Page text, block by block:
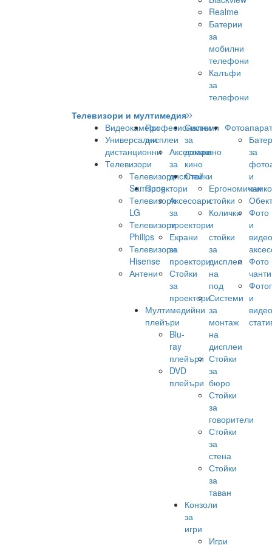
Realme
Батерии
за
мобилни
телефони
Калъфи
за
телефони
Телевизори и мултимедия
Видеокамери
Универсални
дистанционни
Телевизори
Телевизори
Samsung
Телевизори
LG
Телевизори
Philips
Телевизори
Hisense
Антени
Професионални
дисплеи
Аксесоари
за
дисплеи
Проектори
Аксесоари
за
проектори
Екрани
за
проектори
Стойки
за
проектори
Мултимедийни
плейъри
Blu-
ray
плейъри
DVD
плейъри
Системи
за
домашно
кино
Стойки
Ергономични
стойки
Колички
и
стойки
за
дисплеи
на
под
Системи
за
монтаж
на
дисплеи
Стойки
за
бюро
Стойки
за
говорители
Стойки
за
стена
Стойки
за
таван
Конзоли
за
игри
Игри
за
и
Фото
и
видео
Фото
чанти
и
видео